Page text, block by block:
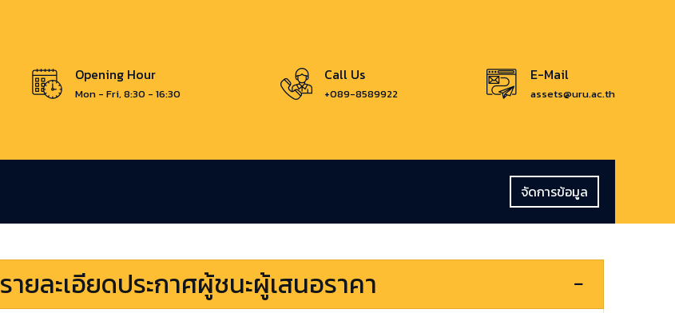
Opening Hour
Mon - Fri, 8:30 - 16:30
Call Us
+089-8589922
E-Mail
assets@uru.ac.th
จัดการข้อมูล
รายละเอียดประกาศผู้ชนะผู้เสนอราคา